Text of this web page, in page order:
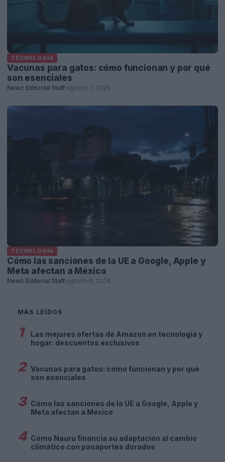
TECNOLOGÍA
Vacunas para gatos: cómo funcionan y por qué
son esenciales
Newz Editorial Staff agosto 7, 2026
TECNOLOGÍA
Cómo las sanciones de la UE a Google, Apple y
Meta afectan a México
Newz Editorial Staff agosto 6, 2026
MÁS LEÍDOS
1
Las mejores ofertas de Amazon en tecnología y
hogar: descuentos exclusivos
2 Vacunas para gatos: cómo funcionan y por qué
son esenciales
3 Cómo las sanciones de la UE a Google, Apple y
Meta afectan a México
4 Cómo Nauru financia su adaptación al cambio
climático con pasaportes dorados